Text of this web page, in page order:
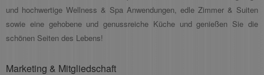
und hochwertige Wellness & Spa Anwendungen, edle Zimmer & Suiten
sowie eine gehobene und genussreiche Küche und genießen Sie die
schönen Seiten des Lebens!
Marketing & Mitgliedschaft